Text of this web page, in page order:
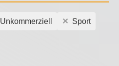
Unkommerziell Sport